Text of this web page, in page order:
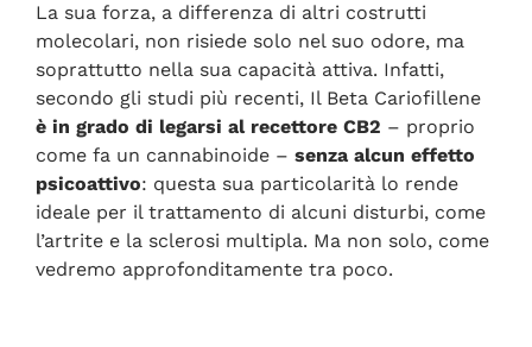
La sua forza, a differenza di altri costrutti
molecolari, non risiede solo nel suo odore, ma
soprattutto nella sua capacità attiva. Infatti,
secondo gli studi più recenti, Il Beta Cariofillene
è in grado di legarsi al recettore CB2 – proprio
come fa un cannabinoide – senza alcun effetto
psicoattivo: questa sua particolarità lo rende
ideale per il trattamento di alcuni disturbi, come
l’artrite e la sclerosi multipla. Ma non solo, come
vedremo approfonditamente tra poco.